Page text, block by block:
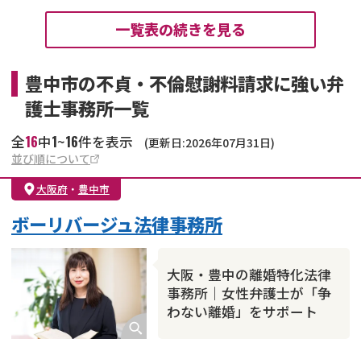
一覧表の続きを見る
豊中市の不貞・不倫慰謝料請求に強い弁
護士事務所一覧
全16中1~16件を表示
(更新日:2026年07月31日)
並び順について
大阪府・ 豊中市
大阪・豊中の離婚特化法律
事務所｜女性弁護士が「争
わない離婚」をサポート
ボーリバージュ法律事務所